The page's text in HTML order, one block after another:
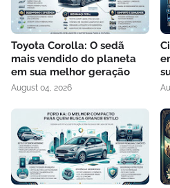
Toyota Corolla: O sedã
mais vendido do planeta
em sua melhor geração
August 04, 2026